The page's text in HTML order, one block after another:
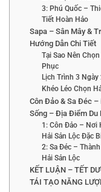
3: Phú Quốc –
Tiết Hoàn Hảo
Sapa – Sân Mây &
Hướng Dẫn Chi Tiết
Tại Sao Nên
Phục
Lịch Trình 3 Ngày
Khéo Léo Chọn
Côn Đảo & Sa Đéc
Sống – Địa Điểm Du
1: Côn Đảo – Nơi
Hải Sản Lộc Đặc
2: Sa Đéc –
Hải Sản Lộc
KẾT LUẬN – TẾT
TÁI TẠO NĂNG